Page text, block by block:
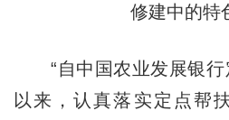
修建中的特
“自中国农业发展银行
以来，认真落实定点帮